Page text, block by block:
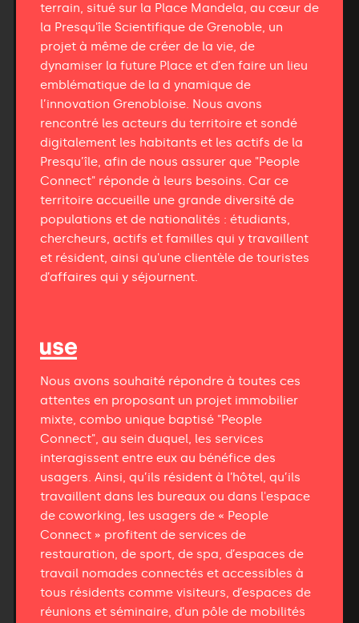
terrain, situé sur la Place Mandela, au cœur de
la Presqu'île Scientifique de Grenoble, un
projet à même de créer de la vie, de
dynamiser la future Place et d’en faire un lieu
emblématique de la d ynamique de
l’innovation Grenobloise. Nous avons
rencontré les acteurs du territoire et sondé
digitalement les habitants et les actifs de la
Presqu’île, afin de nous assurer que "People
Connect" réponde à leurs besoins. Car ce
territoire accueille une grande diversité de
populations et de nationalités : étudiants,
chercheurs, actifs et familles qui y travaillent
et résident, ainsi qu'une clientèle de touristes
d’affaires qui y séjournent.
Nous avons souhaité répondre à toutes ces
attentes en proposant un projet immobilier
mixte, combo unique baptisé "People
Connect", au sein duquel, les services
interagissent entre eux au bénéfice des
usagers. Ainsi, qu’ils résident à l’hôtel, qu’ils
travaillent dans les bureaux ou dans l'espace
de coworking, les usagers de « People
Connect » profitent de services de
restauration, de sport, de spa, d’espaces de
travail nomades connectés et accessibles à
tous résidents comme visiteurs, d’espaces de
réunions et séminaire, d’un pôle de mobilités